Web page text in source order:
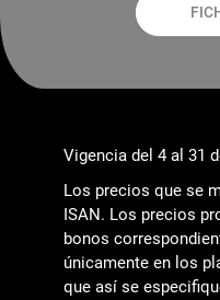
Vigencia del 4 al 31
Los precios que se
ISAN. Los precios
bonos
únicamente en los
que así se